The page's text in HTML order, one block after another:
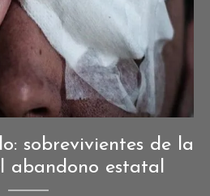
Crónicas,
Crónicas
sobrevivientes de la
abandono estatal